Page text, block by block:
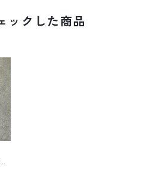
ックした商品